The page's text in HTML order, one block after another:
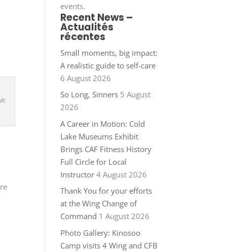
events.
Recent News –
Actualités
récentes
Small moments, big impact:
A realistic guide to self-care
6 August 2026
So Long, Sinners 5 August
2026
A Career in Motion: Cold
Lake Museums Exhibit
Brings CAF Fitness History
Full Circle for Local
Instructor 4 August 2026
Thank You for your efforts
at the Wing Change of
Command 1 August 2026
Photo Gallery: Kinosoo
Camp visits 4 Wing and CFB